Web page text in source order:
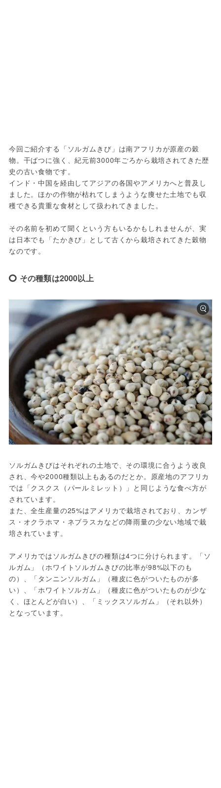
今回ご紹介する「ソルガムきび」は南アフリカが原産の穀
物。干ばつに強く、紀元前3000年ごろから栽培されてきた歴
史の古い食物です。
インド・中国を経由してアジアの各国やアメリカへと普及し
ました。ほかの作物が枯れてしまうような痩せた土地でも収
穫できる貴重な食材として扱われてきました。
その名前を初めて聞くという方もいるかもしれませんが、実
は日本でも「たかきび」として古くから栽培されてきた穀物
なのです。
その種類は2000以上
ソルガムきびはそれぞれの土地で、その環境に合うよう改良
され、今や2000種類以上もあるのだとか。原産地のアフリカ
では「クスクス（パールミレット）」と同じような食べ方が
されています。
また、全生産量の25%はアメリカで栽培されており、カンザ
ス・オクラホマ・ネブラスカなどの降雨量の少ない地域で栽
培されています。
アメリカではソルガムきびの種類は4つに分けられます。「ソ
ルガム」（ホワイトソルガムきびの比率が98%以下のも
の）、「タンニンソルガム」（種皮に色がついたものが多
い）、「ホワイトソルガム」（種皮に色がついたものが少な
く、ほとんどが白い）、「ミックスソルガム」（それ以外）
となっています。